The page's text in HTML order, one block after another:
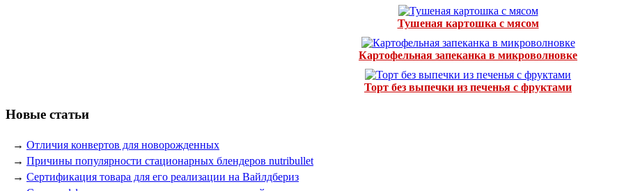
Тушеная картошка с мясом
Картофельная запеканка в микроволновке
Торт без выпечки из печенья с фруктами
Новые статьи
→ Отличия конвертов для новорожденных
→ Причины популярности стационарных блендеров nutribullet
→ Сертификация товара для его реализации на Вайлдбериз